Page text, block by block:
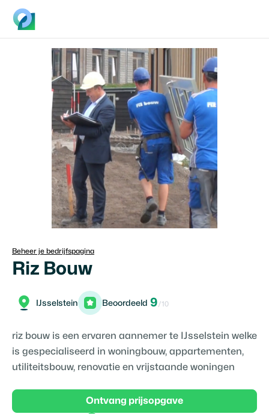
Beheer je bedrijfspagina
Riz Bouw
IJsselstein Beoordeeld 9/10
riz bouw is een ervaren aannemer te IJsselstein welke
is gespecialiseerd in woningbouw, appartementen,
utiliteitsbouw, renovatie en vrijstaande woningen
Ontvang prijsopgave